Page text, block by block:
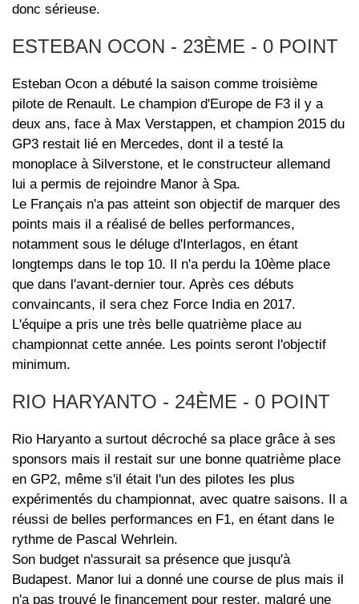
donc sérieuse.
ESTEBAN OCON - 23ÈME - 0 POINT
Esteban Ocon a débuté la saison comme troisième
pilote de Renault. Le champion d'Europe de F3 il y a
deux ans, face à Max Verstappen, et champion 2015 du
GP3 restait lié en Mercedes, dont il a testé la
monoplace à Silverstone, et le constructeur allemand
lui a permis de rejoindre Manor à Spa.
Le Français n'a pas atteint son objectif de marquer des
points mais il a réalisé de belles performances,
notamment sous le déluge d'Interlagos, en étant
longtemps dans le top 10. Il n'a perdu la 10ème place
que dans l'avant-dernier tour. Après ces débuts
convaincants, il sera chez Force India en 2017.
L'équipe a pris une très belle quatrième place au
championnat cette année. Les points seront l'objectif
minimum.
RIO HARYANTO - 24ÈME - 0 POINT
Rio Haryanto a surtout décroché sa place grâce à ses
sponsors mais il restait sur une bonne quatrième place
en GP2, même s'il était l'un des pilotes les plus
expérimentés du championnat, avec quatre saisons. Il a
réussi de belles performances en F1, en étant dans le
rythme de Pascal Wehrlein.
Son budget n'assurait sa présence que jusqu'à
Budapest. Manor lui a donné une course de plus mais il
n'a pas trouvé le financement pour rester, malgré une